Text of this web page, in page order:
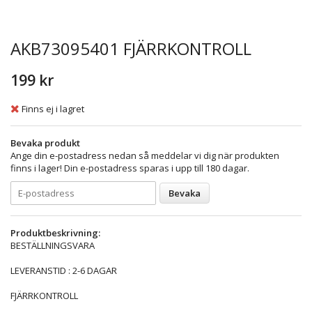
AKB73095401 FJÄRRKONTROLL
199 kr
Finns ej i lagret
Bevaka produkt
Ange din e-postadress nedan så meddelar vi dig när produkten
finns i lager! Din e-postadress sparas i upp till 180 dagar.
Bevaka
Produktbeskrivning:
BESTÄLLNINGSVARA
LEVERANSTID : 2-6 DAGAR
FJÄRRKONTROLL